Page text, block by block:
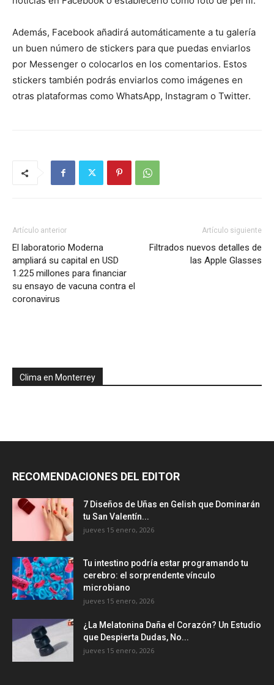
Además, Facebook añadirá automáticamente a tu galería
un buen número de stickers para que puedas enviarlos
por Messenger o colocarlos en los comentarios. Estos
stickers también podrás enviarlos como imágenes en
otras plataformas como WhatsApp, Instagram o Twitter.
Artículo anterior
El laboratorio Moderna
ampliará su capital en USD
1.225 millones para financiar
su ensayo de vacuna contra el
coronavirus
Artículo siguiente
Filtrados nuevos detalles de
las Apple Glasses
Clima en Monterrey
RECOMENDACIONES DEL EDITOR
7 Diseños de Uñas en Gelish que Dominarán
tu San Valentín...
jueves 15 enero, 2026
Tu intestino podría estar programando tu
cerebro: el sorprendente vínculo
microbiano
jueves 15 enero, 2026
¿La Melatonina Daña el Corazón? Un Estudio
que Despierta Dudas, No...
jueves 15 enero, 2026